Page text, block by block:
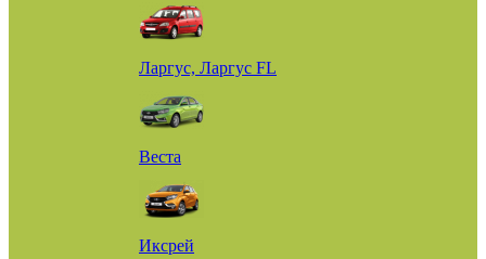
Ларгус, Ларгус FL
Веста
Иксрей